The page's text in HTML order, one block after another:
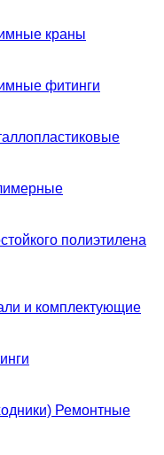
краны
фитинги
полиэтилена
и комплектующие
Ремонтные